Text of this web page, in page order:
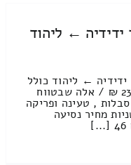
← ליהוד
← ליהוד כולל
פירוק והרכבה מחיר מחירון: 2346.63 ₪ / אלה שבטווח
₪ עבודות סבלות , טעינה ופריקה
₪ / זמן : 47 דקות 54 שניות מחיר נסיעה